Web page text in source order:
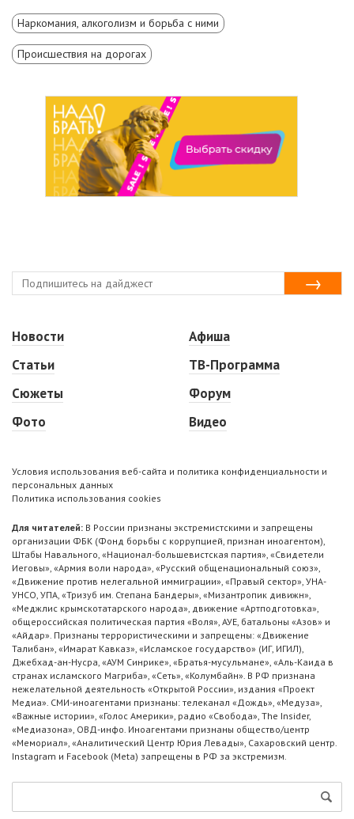
Наркомания, алкоголизм и борьба с ними
Происшествия на дорогах
Новости
Статьи
Сюжеты
Фото
Афиша
ТВ-Программа
Форум
Видео
Условия использования веб-сайта и политика конфиденциальности и
персональных данных
Политика использования cookies
Для читателей: В России признаны экстремистскими и запрещены
организации ФБК (Фонд борьбы с коррупцией, признан иноагентом),
Штабы Навального, «Национал-большевистская партия», «Свидетели
Иеговы», «Армия воли народа», «Русский общенациональный союз»,
«Движение против нелегальной иммиграции», «Правый сектор», УНА-
УНСО, УПА, «Тризуб им. Степана Бандеры», «Мизантропик дивижн»,
«Меджлис крымскотатарского народа», движение «Артподготовка»,
общероссийская политическая партия «Воля», АУЕ, батальоны «Азов» и
«Айдар». Признаны террористическими и запрещены: «Движение
Талибан», «Имарат Кавказ», «Исламское государство» (ИГ, ИГИЛ),
Джебхад-ан-Нусра, «АУМ Синрике», «Братья-мусульмане», «Аль-Каида в
странах исламского Магриба», «Сеть», «Колумбайн». В РФ признана
нежелательной деятельность «Открытой России», издания «Проект
Медиа». СМИ-иноагентами признаны: телеканал «Дождь», «Медуза»,
«Важные истории», «Голос Америки», радио «Свобода», The Insider,
«Медиазона», ОВД-инфо. Иноагентами признаны общество/центр
«Мемориал», «Аналитический Центр Юрия Левады», Сахаровский центр.
Instagram и Facebook (Metа) запрещены в РФ за экстремизм.